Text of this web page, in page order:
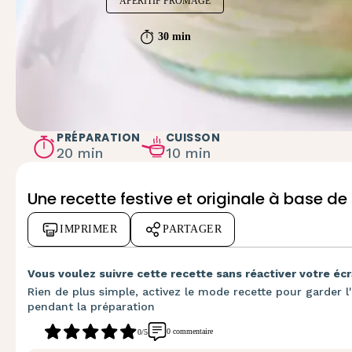
30 min
PRÉPARATION
20 min
CUISSON
10 min
Une recette festive et originale à base
IMPRIMER PARTAGER
Vous voulez suivre cette recette sans réactiver votre
Rien de plus simple, activez le mode recette pour garder
pendant la préparation
0/5 0 commentaire